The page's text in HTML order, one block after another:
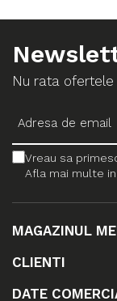
Nu rata
Vreau sa
Afla mai multe in
MAGAZINUL
CLIENTI
DATE